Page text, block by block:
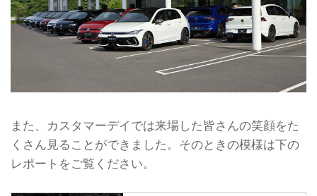
また、カスタマーデイでは来場した皆さんの笑顔をた
くさん見ることができました。そのときの模様は下の
レポートをご覧ください。